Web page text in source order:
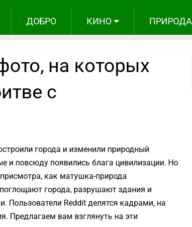
ДОБРО КИНО ПРИРОДА
на которых
с
города и изменили природный
и повсюду появились блага цивилизации. Но
как матушка-природа
города, разрушают здания и
Пользователи Reddit делятся кадрами, на
Предлагаем вам взглянуть на эти